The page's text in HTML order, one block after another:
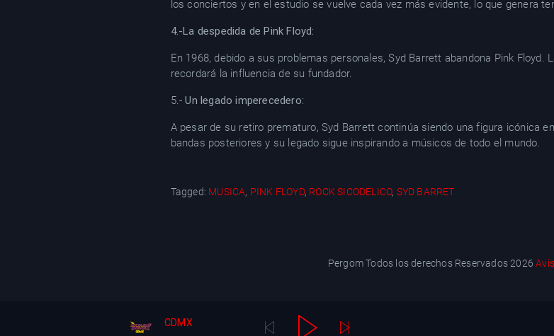
CDMX
los conciertos y en el estudio se vuelve cada vez más evidente, lo que genera
4.-La despedida de Pink Floyd:
En 1968, debido a sus problemas personales, Syd Barrett abandona Pink
recordará la influencia de su fundador.
5.-Un legado imperecedero:
A pesar de su retiro prematuro, Syd Barrett continúa siendo una figura icónica
bandas posteriores y su legado sigue inspirando a músicos de todo el mundo.
Tagged: MUSICA, PINK FLOYD, ROCK SICODELICO, SYD BARRET
Pergom Todos los derechos Reservados 2026